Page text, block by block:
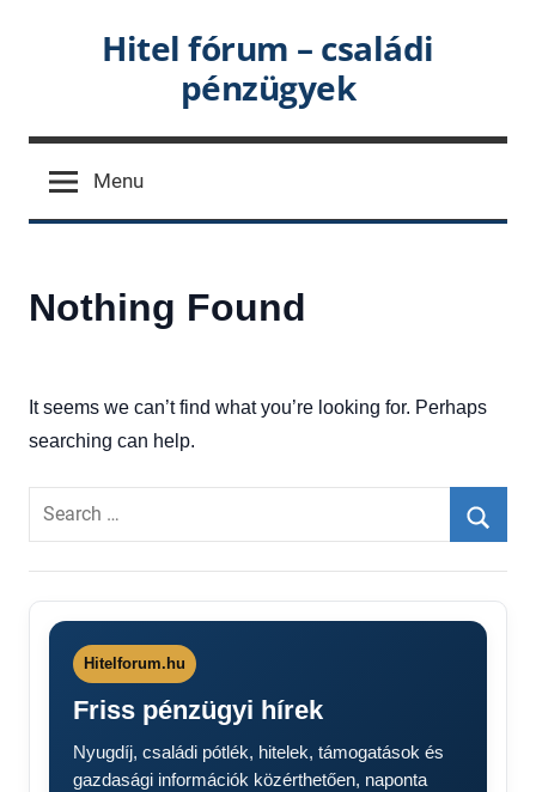
Hitel fórum – családi
pénzügyek
Menu
Nothing Found
It seems we can’t find what you’re looking for. Perhaps
searching can help.
Search
Hitelforum.hu
Friss pénzügyi hírek
Nyugdíj, családi pótlék, hitelek, támogatások és
gazdasági információk közérthetően, naponta